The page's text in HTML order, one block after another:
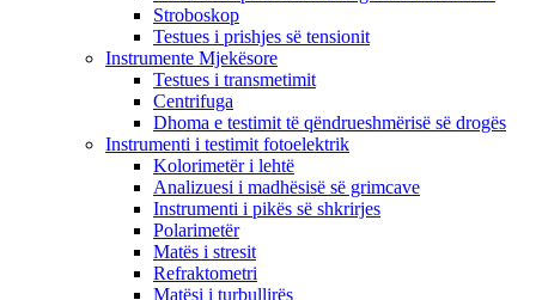
Stroboskop
Testues i prishjes së tensionit
Instrumente Mjekësore
Testues i transmetimit
Centrifuga
Dhoma e testimit të qëndrueshmërisë së drogës
Instrumenti i testimit fotoelektrik
Kolorimetër i lehtë
Analizuesi i madhësisë së grimcave
Instrumenti i pikës së shkrirjes
Polarimetër
Matës i stresit
Refraktometri
Matësi i turbullirës